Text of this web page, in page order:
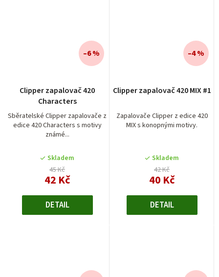
Clipper zapalovač 420
Characters
Sběratelské Clipper zapalovače z
edice 420 Characters s motivy
známé...
Skladem
45 Kč
42 Kč
–6 %
DETAIL
Clipper zapalovač 420 MIX #1
Zapalovače Clipper z edice 420
MIX s konopnými motivy.
Skladem
42 Kč
40 Kč
–4 %
DETAIL